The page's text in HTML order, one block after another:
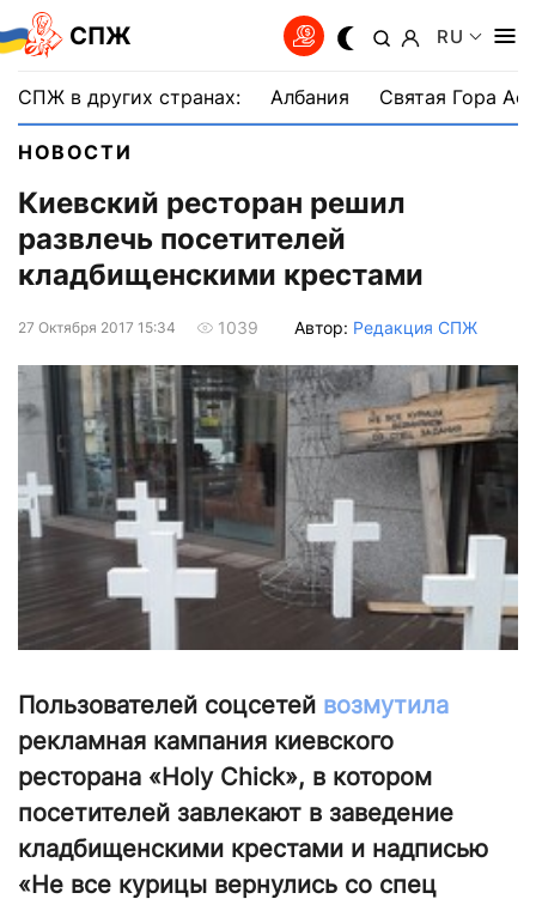
СПЖ RU
СПЖ в других странах: Албания Святая Гора
НОВОСТИ
Киевский ресторан решил
развлечь посетителей
кладбищенскими крестами
27 Октября 2017 15:34 1039 Автор: Редакция СПЖ
Пользователей соцсетей возмутила
рекламная кампания киевского
ресторана «Holy Chick», в котором
посетителей завлекают в заведение
кладбищенскими крестами и надписью
«Не все курицы вернулись со спец